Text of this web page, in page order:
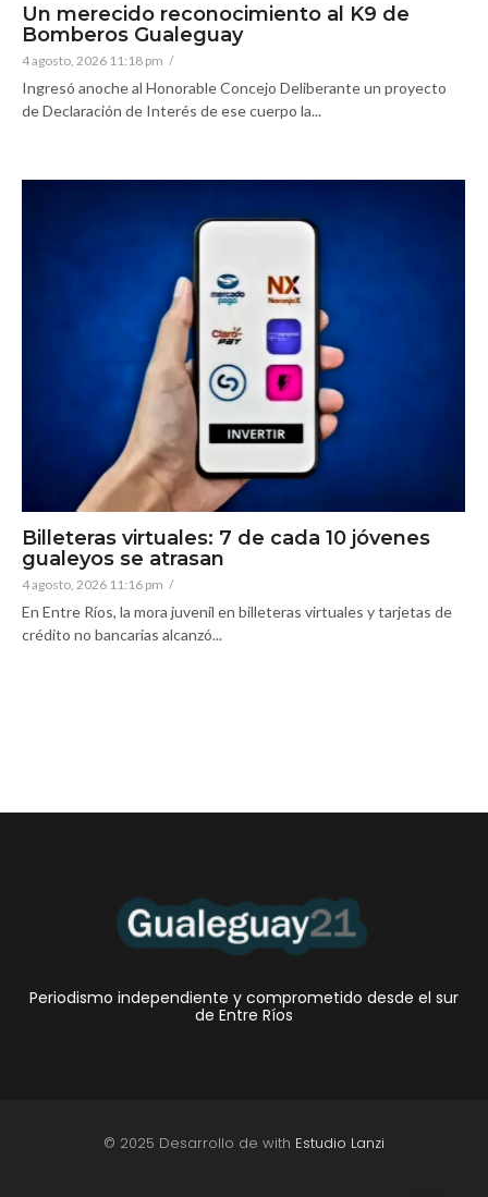
Un merecido reconocimiento al K9 de
Bomberos Gualeguay
4 agosto, 2026 11:18 pm /
Ingresó anoche al Honorable Concejo Deliberante un proyecto
de Declaración de Interés de ese cuerpo la...
Billeteras virtuales: 7 de cada 10 jóvenes
gualeyos se atrasan
4 agosto, 2026 11:16 pm /
En Entre Ríos, la mora juvenil en billeteras virtuales y tarjetas de
crédito no bancarias alcanzó...
Periodismo independiente y comprometido desde el sur
de Entre Ríos
© 2025 Desarrollo de with Estudio Lanzi